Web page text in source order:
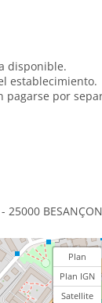
disponible.
establecimiento.
por
BESANÇON
Plan
Plan IGN
Satellite